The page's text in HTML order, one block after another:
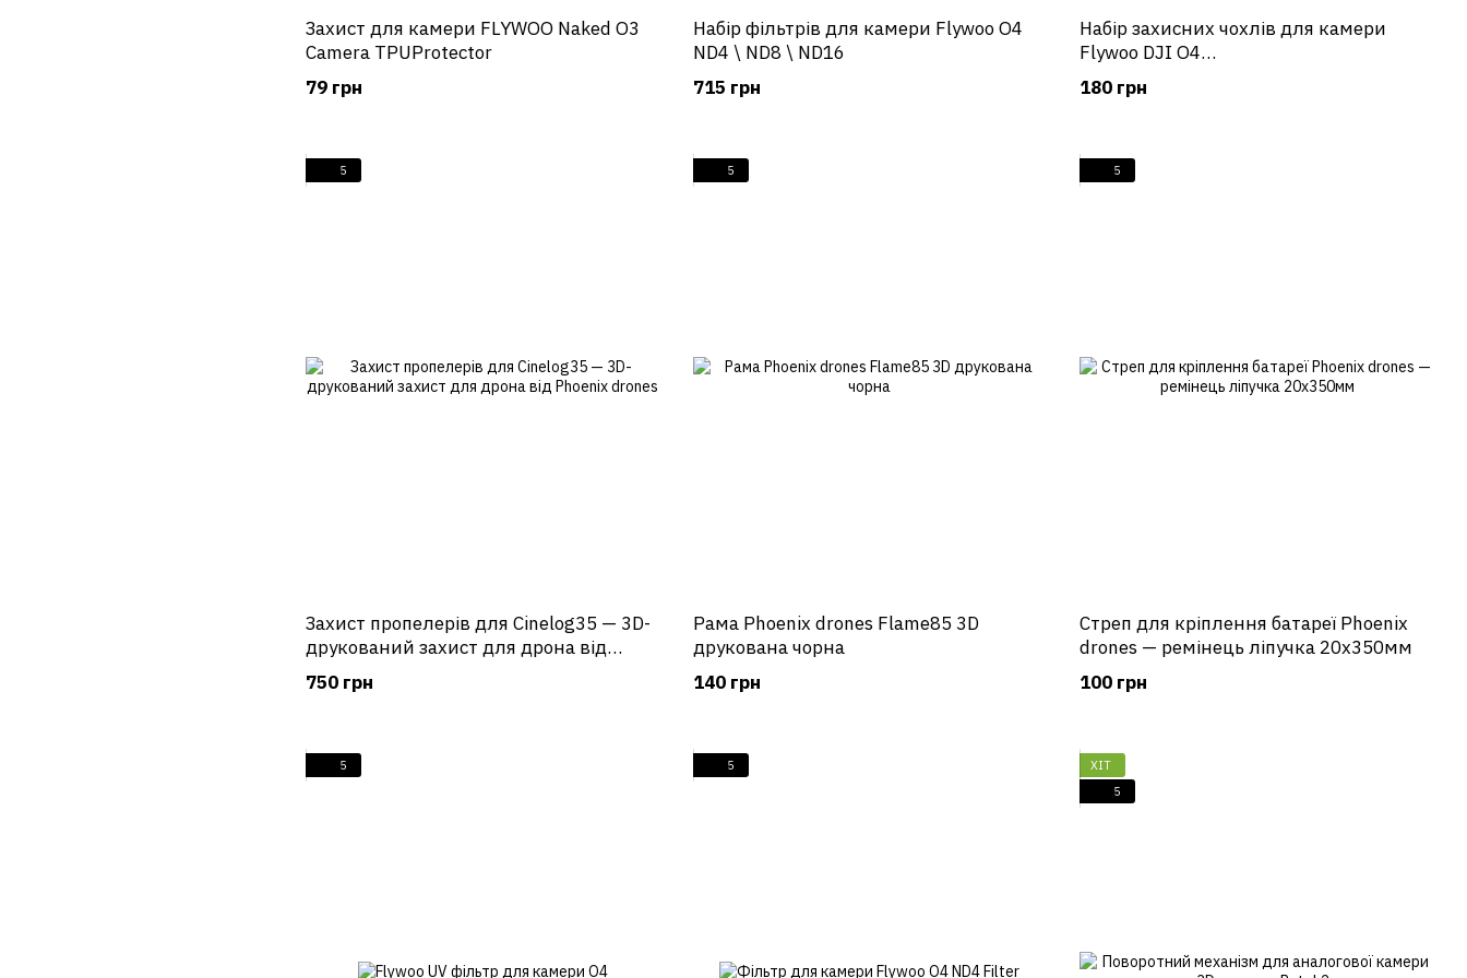
Захист для камери FLYWOO Naked O3
Camera TPUProtector
79 грн
Набір фільтрів для камери Flywoo O4
ND4 \ ND8 \ ND16
715 грн
Набір захисних чохлів для камери
Flywoo DJI O4
(чорний\червоний\жовтий\фіолетовий)
180 грн
5
Захист пропелерів для Cinelog35 — 3D-
друкований захист для дрона від
Phoenix drones
750 грн
5
Рама Phoenix drones Flame85 3D
друкована чорна
140 грн
5
Стреп для кріплення батареї Phoenix
drones — ремінець ліпучка 20x350мм
100 грн
5 5
ХІТ
5